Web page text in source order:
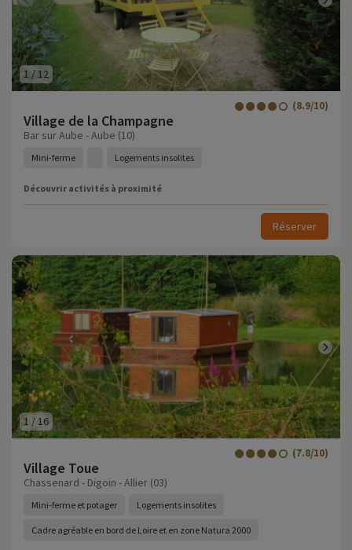
1 / 12
Village de la Champagne
(8.9/10)
Bar sur Aube - Aube (10)
Mini-ferme Logements insolites
Découvrir activités à proximité
Réserver
1 /16
Village Toue
(7.8/10)
Chassenard - Digoin - Allier (03)
Mini-ferme et potager Logements insolites
Cadre agréable en bord de Loire et en zone Natura 2000